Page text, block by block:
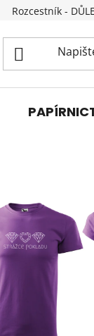
Rozcestník -